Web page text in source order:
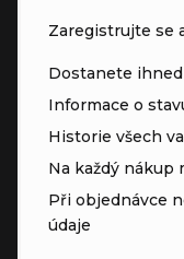
Zaregistrujte se
Dostanete ihned
Informace o
Historie všech
Na každý nákup
Při objednávce
údaje